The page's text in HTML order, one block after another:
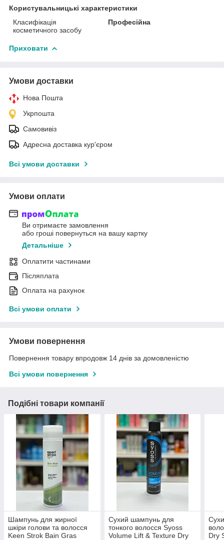
Користувальницькі характеристики
Класифікація
косметичного засобу
Професійна
Приховати
Умови доставки
Нова Пошта
Укрпошта
Самовивіз
Адресна доставка кур'єром
Всі умови доставки
Умови оплати
Ви отримаєте замовлення
або гроші повернуться на вашу картку
Детальніше
Оплатити частинами
Післяплата
Оплата на рахунок
Всі умови оплати
Умови повернення
Повернення товару впродовж 14 днів за домовленістю
Всі умови повернення
Подібні товари компанії
Шампунь для жирної
шкіри голови та волосся
Keen Strok Bain Gras
Сухий шампунь для
тонкого волосся Syoss
Volume Lift & Texture Dry
Dry